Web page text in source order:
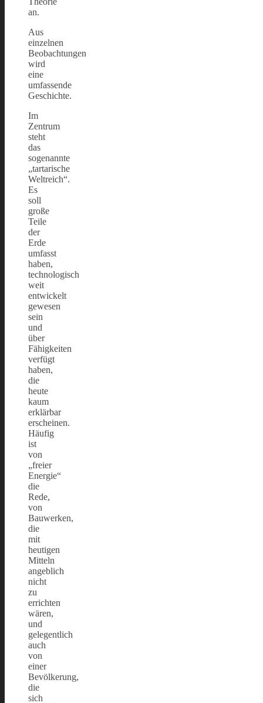
an.
Aus
einzelnen
Beobachtungen
wird
eine
umfassende
Geschichte.
Im
Zentrum
steht
das
sogenannte
„tartarische
Weltreich“.
Es
soll
große
Teile
der
Erde
umfasst
haben,
technologisch
weit
entwickelt
gewesen
sein
und
über
Fähigkeiten
verfügt
haben,
die
heute
kaum
erklärbar
erscheinen.
Häufig
ist
von
„freier
Energie“
die
Rede,
von
Bauwerken,
die
mit
heutigen
Mitteln
angeblich
nicht
zu
errichten
wären,
und
gelegentlich
auch
von
einer
Bevölkerung,
die
sich